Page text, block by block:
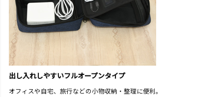
出し入れしやすいフルオープンタイプ
オフィスや自宅、旅行などの小物収納・整理に便利。